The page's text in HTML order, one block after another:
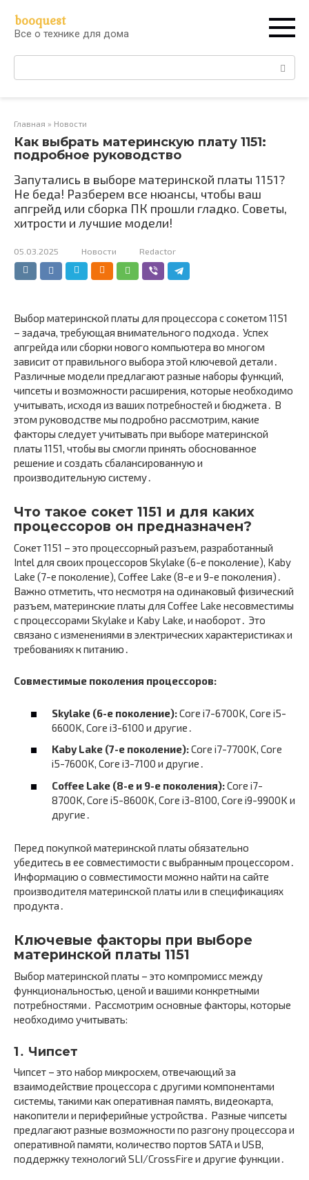
контенту
booquest
Все о технике для дома
Поиск:
Главная » Новости
Как выбрать материнскую плату 1151:
подробное руководство
Запутались в выборе материнской платы 1151?
Не беда! Разберем все нюансы, чтобы ваш
апгрейд или сборка ПК прошли гладко. Советы,
хитрости и лучшие модели!
05.03.2025 Новости Redactor
Выбор материнской платы для процессора с сокетом 1151
– задача, требующая внимательного подхода․ Успех
апгрейда или сборки нового компьютера во многом
зависит от правильного выбора этой ключевой детали․
Различные модели предлагают разные наборы функций,
чипсеты и возможности расширения, которые необходимо
учитывать, исходя из ваших потребностей и бюджета․ В
этом руководстве мы подробно рассмотрим, какие
факторы следует учитывать при выборе материнской
платы 1151, чтобы вы смогли принять обоснованное
решение и создать сбалансированную и
производительную систему․
Что такое сокет 1151 и для каких
процессоров он предназначен?
Сокет 1151 – это процессорный разъем, разработанный
Intel для своих процессоров Skylake (6-е поколение), Kaby
Lake (7-е поколение), Coffee Lake (8-е и 9-е поколения)․
Важно отметить, что несмотря на одинаковый физический
разъем, материнские платы для Coffee Lake несовместимы
с процессорами Skylake и Kaby Lake, и наоборот․ Это
связано с изменениями в электрических характеристиках и
требованиях к питанию․
Совместимые поколения процессоров:
Skylake (6-е поколение):Core i7-6700K, Core i5-
6600K, Core i3-6100 и другие․
Kaby Lake (7-е поколение):Core i7-7700K, Core
i5-7600K, Core i3-7100 и другие․
Coffee Lake (8-е и 9-е поколения):Core i7-
8700K, Core i5-8600K, Core i3-8100, Core i9-9900K и
другие․
Перед покупкой материнской платы обязательно
убедитесь в ее совместимости с выбранным процессором․
Информацию о совместимости можно найти на сайте
производителя материнской платы или в спецификациях
продукта․
Ключевые факторы при выборе
материнской платы 1151
Выбор материнской платы – это компромисс между
функциональностью, ценой и вашими конкретными
потребностями․ Рассмотрим основные факторы, которые
необходимо учитывать:
1․ Чипсет
Чипсет – это набор микросхем, отвечающий за
взаимодействие процессора с другими компонентами
системы, такими как оперативная память, видеокарта,
накопители и периферийные устройства․ Разные чипсеты
предлагают разные возможности по разгону процессора и
оперативной памяти, количество портов SATA и USB,
поддержку технологий SLI/CrossFire и другие функции․